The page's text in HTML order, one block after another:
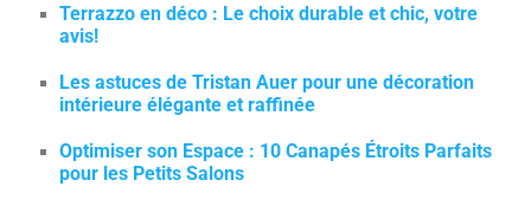
Terrazzo en déco : Le choix durable et chic, votre
avis!
Les astuces de Tristan Auer pour une décoration
intérieure élégante et raffinée
Optimiser son Espace : 10 Canapés Étroits Parfaits
pour les Petits Salons